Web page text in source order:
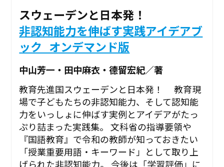
スウェーデンと日本発！
非認知能力を伸ばす実践アイデアブ
ック_オンデマンド版
中山芳一・田中麻衣・德留宏紀／著
教育先進国スウェーデンと日本発！ 教育現
場で子どもたちの非認知能力、そして認知能
力をいっしょに伸ばす実例とアイデアがたっ
ぷり詰まった実践集。 文科省の指導要領や
『国語教育』で令和の教師が知っておきたい
「授業重要用語・キーワード」として取り上
げられた非認知能力。 今後は「学習評価」に